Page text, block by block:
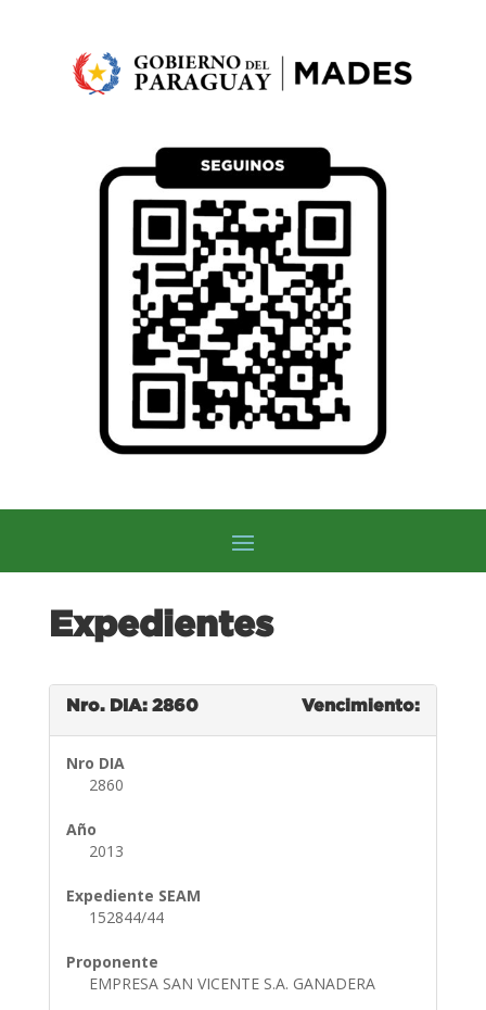
Expedientes
Nro. DIA: 2860 Vencimiento:
Nro DIA
2860
Año
2013
Expediente SEAM
152844/44
Proponente
EMPRESA SAN VICENTE S.A. GANADERA